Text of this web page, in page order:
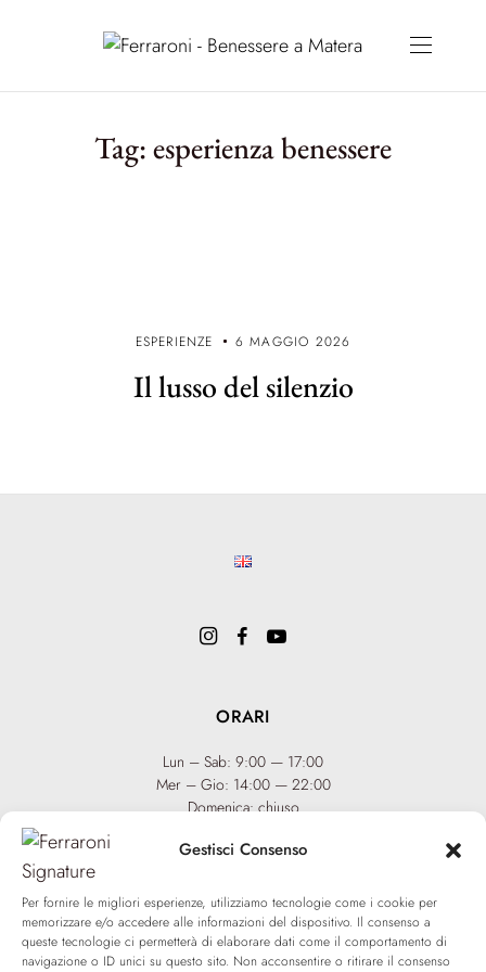
Gestisci Consenso
Per fornire le migliori esperienze, utilizziamo tecnologie come i cookie per
memorizzare e/o accedere alle informazioni del dispositivo. Il consenso a
queste tecnologie ci permetterà di elaborare dati come il comportamento di
navigazione o ID unici su questo sito. Non acconsentire o ritirare il consenso
Tag:esperienza benessere
ESPERIENZE 6 MAGGIO 2026
Il lusso del silenzio
Via XX Settembre 65, 75100
Matera
Eventi
Diventa Hair Spa
ORARI
Lun – Sab: 9:00 — 17:00
Mer – Gio: 14:00 — 22:00
Domenica: chiuso